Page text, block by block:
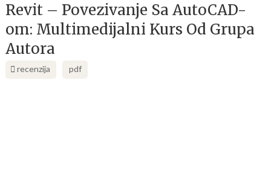
Revit – Povezivanje Sa AutoCAD-
om: Multimedijalni Kurs Od Grupa
Autora
recenzija pdf